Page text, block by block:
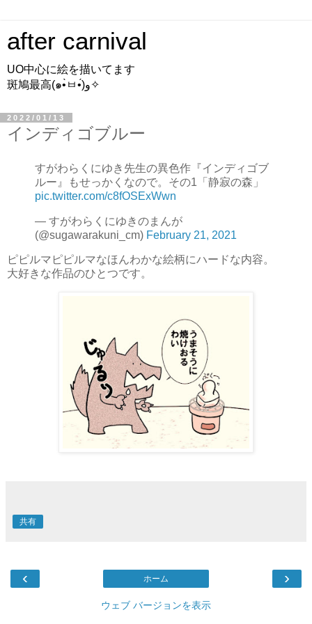
after carnival
UO中心に絵を描いてます
斑鳩最高(๑•̀ㅂ•́)و✧
2022/01/13
インディゴブルー
すがわらくにゆき先生の異色作『インディゴブ
ルー』もせっかくなので。その1「静寂の森」
pic.twitter.com/c8fOSExWwn
— すがわらくにゆきのまんが
(@sugawarakuni_cm) February 21, 2021
ピピルマピピルマなほんわかな絵柄にハードな内容。
大好きな作品のひとつです。
共有
‹ ›
ホーム
ウェブ バージョンを表示